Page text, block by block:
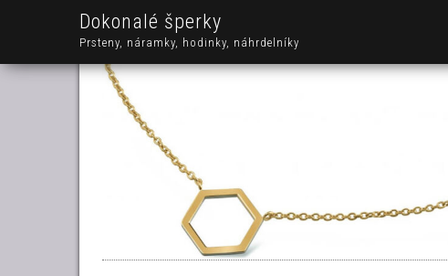
Dokonalé šperky
Prsteny, náramky, hodinky, náhrdelníky